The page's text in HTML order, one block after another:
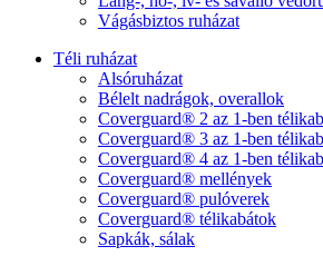
Vágásbiztos ruházat
Téli ruházat
Alsóruházat
Bélelt nadrágok, overallok
Coverguard® 2 az 1-ben
Coverguard® 3 az 1-ben
Coverguard® 4 az 1-ben
Coverguard® mellények
Coverguard® pulóverek
Coverguard® télikabátok
Sapkák, sálak